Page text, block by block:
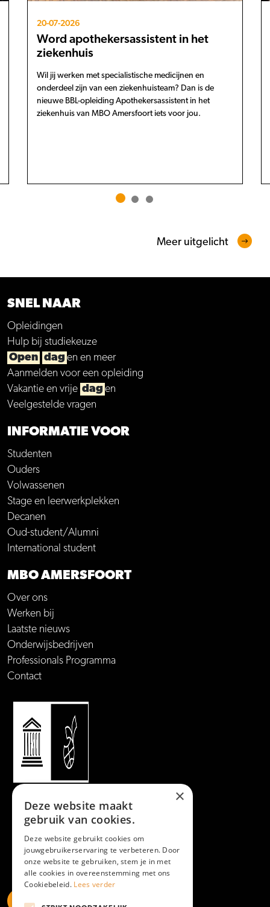
20-07-2026
Word apothekersassistent in het
ziekenhuis
Wil jij werken met specialistische medicijnen en
onderdeel zijn van een ziekenhuisteam? Dan is de
nieuwe BBL-opleiding Apothekersassistent in het
ziekenhuis van MBO Amersfoort iets voor jou.
Meer uitgelicht
SNEL NAAR
Opleidingen
Hulp bij studiekeuze
Open dagen en meer
Aanmelden voor een opleiding
Vakantie en vrije dagen
Veelgestelde vragen
INFORMATIE VOOR
Studenten
Ouders
Volwassenen
Stage en leerwerkplekken
Decanen
Oud-student/Alumni
International student
MBO AMERSFOORT
Over ons
Werken bij
Laatste nieuws
Onderwijsbedrijven
Professionals Programma
Contact
×
Deze website maakt
gebruik van cookies.
Deze website gebruikt cookies om
jouwgebruikerservaring te verbeteren. Door
onze website te gebruiken, stem je in met
alle cookies in overeenstemming met ons
Cookiebeleid. Lees verder